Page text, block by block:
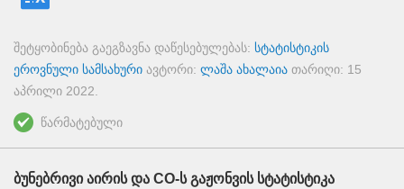
შეტყობინება გაეგზავნა დაწესებულებას: სტატისტიკის
ეროვნული სამსახური ავტორი: ლაშა ახალაია თარიღი: 15
აპრილი 2022
წარმატებული
ბუნებრივი აირის და CO-ს გაჟონვის სტატისტიკა